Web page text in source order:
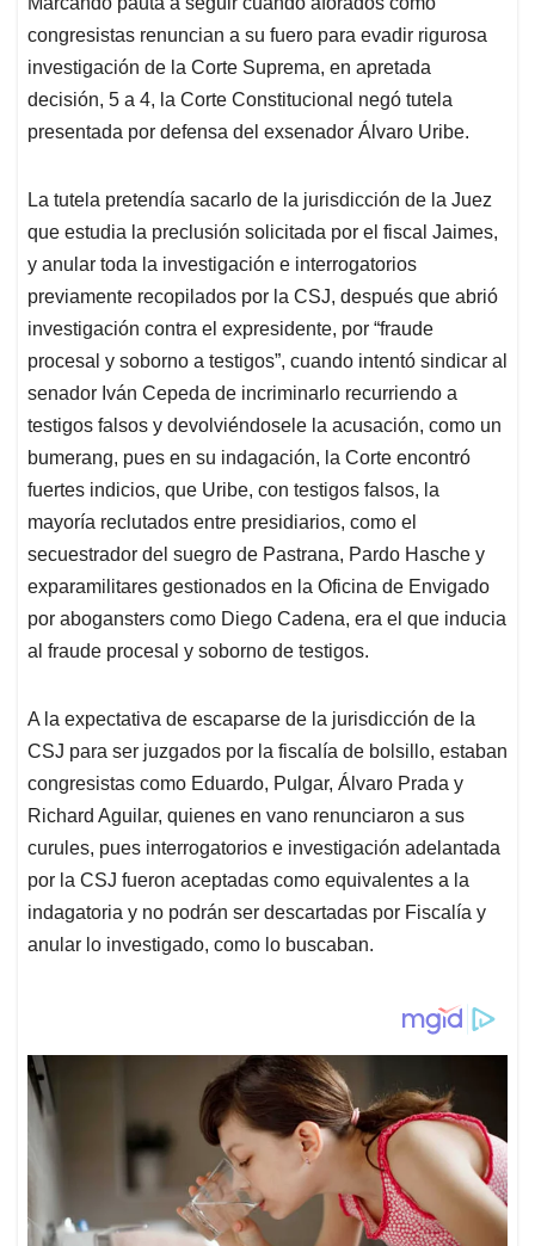
s
A
p
p
b
o
o
e
d
I
n
l
a
d
s
congresistas renuncian a su fuero para evadir rigurosa
investigación de la Corte Suprema, en apretada
decisión, 5 a 4, la Corte Constitucional negó tutela
presentada por defensa del exsenador Álvaro Uribe.
La tutela pretendía sacarlo de la jurisdicción de la Juez
que estudia la preclusión solicitada por el fiscal Jaimes,
y anular toda la investigación e interrogatorios
previamente recopilados por la CSJ, después que abrió
investigación contra el expresidente, por “fraude
procesal y soborno a testigos”, cuando intentó sindicar al
senador Iván Cepeda de incriminarlo recurriendo a
testigos falsos y devolviéndosele la acusación, como un
bumerang, pues en su indagación, la Corte encontró
fuertes indicios, que Uribe, con testigos falsos, la
mayoría reclutados entre presidiarios, como el
secuestrador del suegro de Pastrana, Pardo Hasche y
exparamilitares gestionados en la Oficina de Envigado
por abogansters como Diego Cadena, era el que inducia
al fraude procesal y soborno de testigos.
A la expectativa de escaparse de la jurisdicción de la
CSJ para ser juzgados por la fiscalía de bolsillo, estaban
congresistas como Eduardo, Pulgar, Álvaro Prada y
Richard Aguilar, quienes en vano renunciaron a sus
curules, pues interrogatorios e investigación adelantada
por la CSJ fueron aceptadas como equivalentes a la
indagatoria y no podrán ser descartadas por Fiscalía y
anular lo investigado, como lo buscaban.